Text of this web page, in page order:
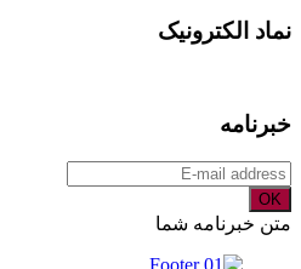
نماد الکترونیک
خبرنامه
OK
متن خبرنامه شما